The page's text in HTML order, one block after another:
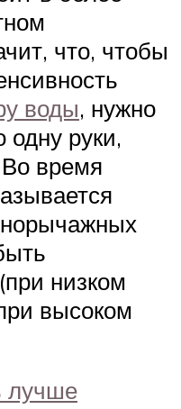
что, чтобы
воды, нужно
одну руки,
время
низком
высоком
лучше